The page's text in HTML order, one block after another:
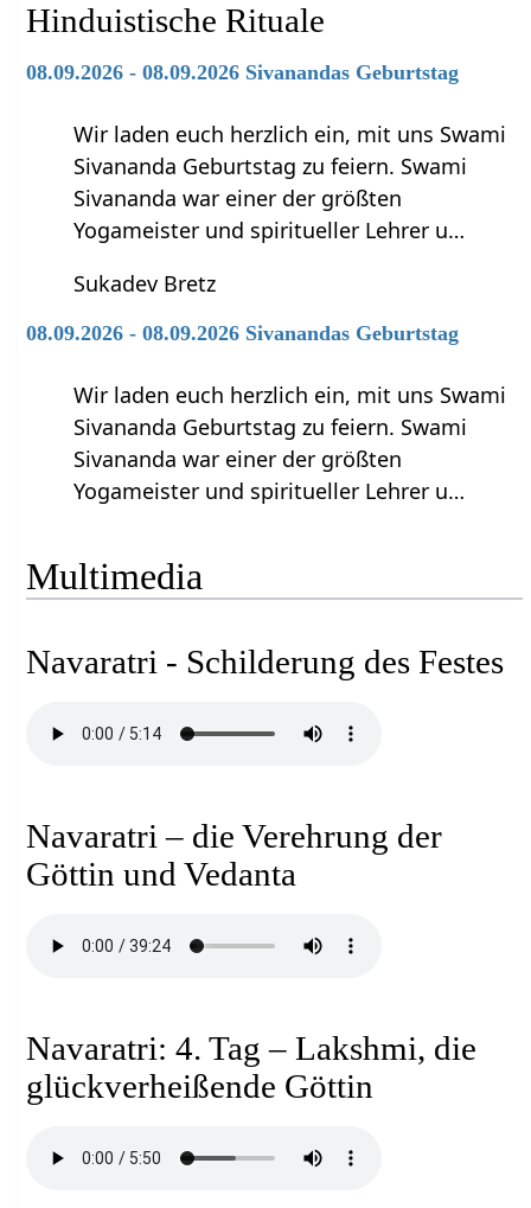
Hinduistische Rituale
08.09.2026 - 08.09.2026 Sivanandas Geburtstag
Wir laden euch herzlich ein, mit uns Swami
Sivananda Geburtstag zu feiern. Swami
Sivananda war einer der größten
Yogameister und spiritueller Lehrer u…
Sukadev Bretz
08.09.2026 - 08.09.2026 Sivanandas Geburtstag
Wir laden euch herzlich ein, mit uns Swami
Sivananda Geburtstag zu feiern. Swami
Sivananda war einer der größten
Yogameister und spiritueller Lehrer u…
Multimedia
Navaratri - Schilderung des Festes
Navaratri – die Verehrung der
Göttin und Vedanta
Navaratri: 4. Tag – Lakshmi, die
glückverheißende Göttin